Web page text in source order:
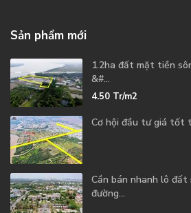
Sản phẩm mới
1.2ha đất mặt tiền
&#...
4.50 Tr/m2
Cơ hội đầu tư giá tốt
Cần bán nhanh lô
đường...